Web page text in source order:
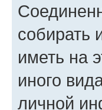
собирать
иметь на
иного
личной